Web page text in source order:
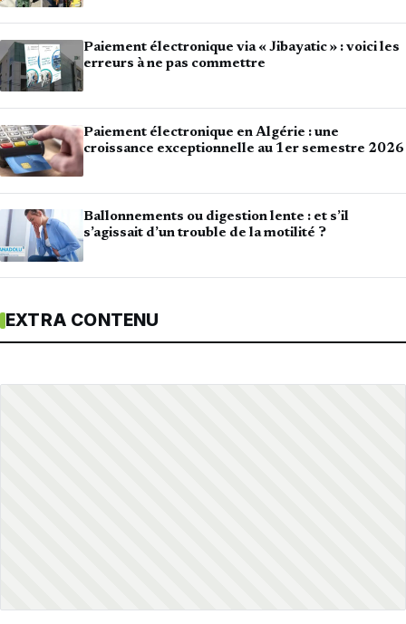
Paiement électronique via « Jibayatic » : voici les
erreurs à ne pas commettre
Paiement électronique en Algérie : une
croissance exceptionnelle au 1er semestre 2026
Ballonnements ou digestion lente : et s’il
s’agissait d’un trouble de la motilité ?
EXTRA CONTENU